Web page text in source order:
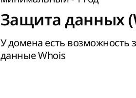
Защита данных
У домена есть возможность
данные Whois